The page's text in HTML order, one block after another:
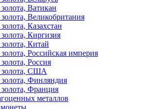
Ватикан
Великобритания
Казахстан
Киргизия
Китай
Российская империя
Россия
США
Финляндия
Франция
металлов